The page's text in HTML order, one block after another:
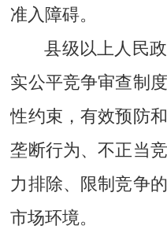
准入障碍。
县级以上人民
实公平竞争审查制
性约束，有效预防
垄断行为、不正当
力排除、限制竞争
市场环境。